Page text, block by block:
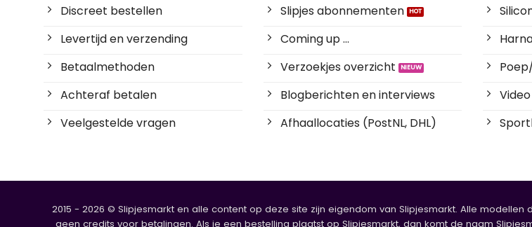
Discreet bestellen
Levertijd en verzending
Betaalmethoden
Achteraf betalen
Veelgestelde vragen
Slipjes abonnementen
Coming up ...
Verzoekjes overzicht
Blogberichten en interviews
Afhaallocaties (PostNL, DHL)
2015 - 2026 © Slipjesmarkt en alle content op deze site zijn eigendom van Slipjesmarkt. Alle
geen credits voor betalingen. Als je een bestelling plaatst op Slipjesmarkt, dan komt de naam